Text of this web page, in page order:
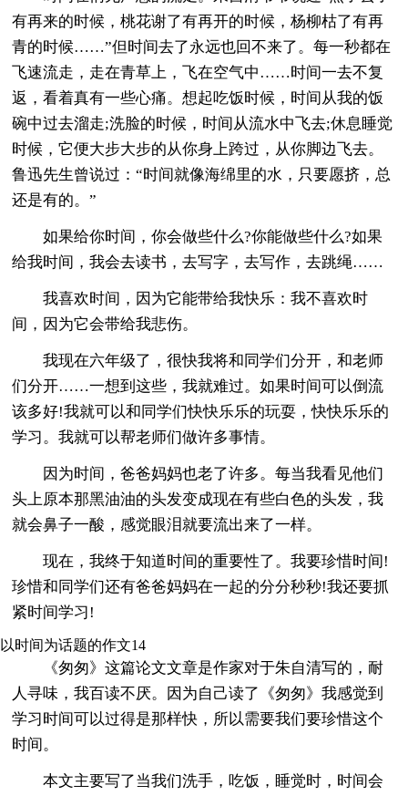
有再来的时候，桃花谢了有再开的时候，杨柳枯了有再
青的时候……”但时间去了永远也回不来了。每一秒都在
飞速流走，走在青草上，飞在空气中……时间一去不复
返，看着真有一些心痛。想起吃饭时候，时间从我的饭
碗中过去溜走;洗脸的时候，时间从流水中飞去;休息睡觉
时候，它便大步大步的从你身上跨过，从你脚边飞去。
鲁迅先生曾说过：“时间就像海绵里的水，只要愿挤，总
还是有的。”
如果给你时间，你会做些什么?你能做些什么?如果
给我时间，我会去读书，去写字，去写作，去跳绳……
我喜欢时间，因为它能带给我快乐：我不喜欢时
间，因为它会带给我悲伤。
我现在六年级了，很快我将和同学们分开，和老师
们分开……一想到这些，我就难过。如果时间可以倒流
该多好!我就可以和同学们快快乐乐的玩耍，快快乐乐的
学习。我就可以帮老师们做许多事情。
因为时间，爸爸妈妈也老了许多。每当我看见他们
头上原本那黑油油的头发变成现在有些白色的头发，我
就会鼻子一酸，感觉眼泪就要流出来了一样。
现在，我终于知道时间的重要性了。我要珍惜时间!
珍惜和同学们还有爸爸妈妈在一起的分分秒秒!我还要抓
紧时间学习!
以时间为话题的作文14
《匆匆》这篇论文文章是作家对于朱自清写的，耐
人寻味，我百读不厌。因为自己读了《匆匆》我感觉到
学习时间可以过得是那样快，所以需要我们要珍惜这个
时间。
本文主要写了当我们洗手，吃饭，睡觉时，时间会